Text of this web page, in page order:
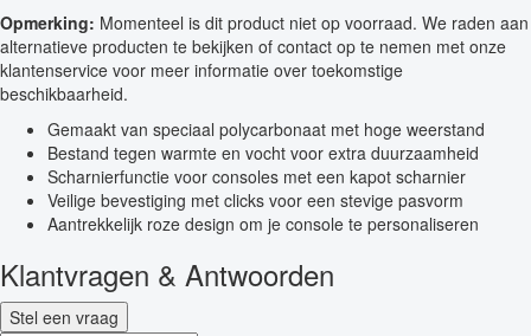
Opmerking: Momenteel is dit product niet op voorraad. We raden aan
alternatieve producten te bekijken of contact op te nemen met onze
klantenservice voor meer informatie over toekomstige
beschikbaarheid.
Gemaakt van speciaal polycarbonaat met hoge weerstand
Bestand tegen warmte en vocht voor extra duurzaamheid
Scharnierfunctie voor consoles met een kapot scharnier
Veilige bevestiging met clicks voor een stevige pasvorm
Aantrekkelijk roze design om je console te personaliseren
Klantvragen & Antwoorden
Stel een vraag